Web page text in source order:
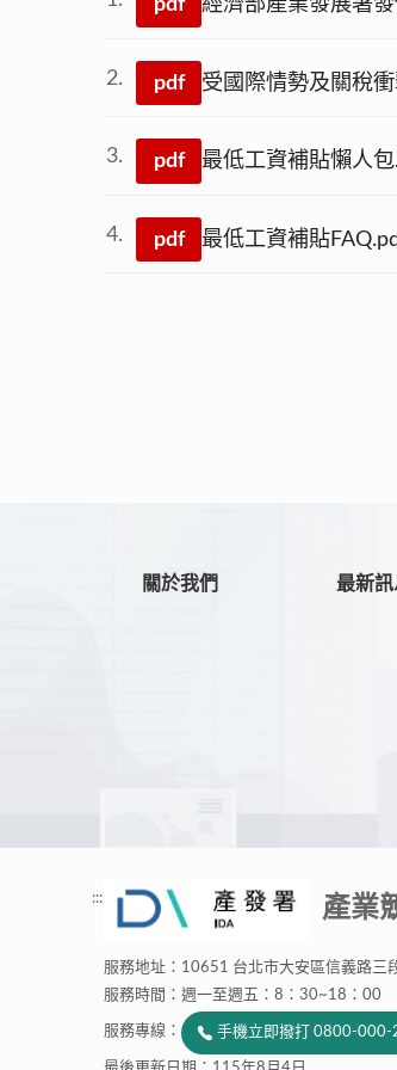
pdf 受國際情勢及關稅
pdf 最低工資補貼懶人
pdf 最低工資補貼
關於我們 最新訊
::: 產業
服務地址：10651 台北市大安區信義路三
服務時間：週一至週五：8：30~18：00
服務專線： 手機立即撥打 0800-000-